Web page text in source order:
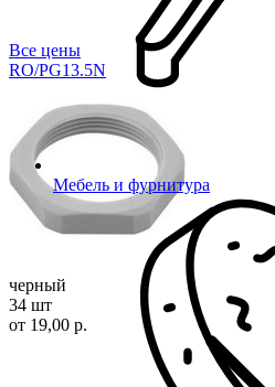
Мебель и фурнитура
Все цены
RO/PG13.5N
черный
34 шт
от 19,00 р.